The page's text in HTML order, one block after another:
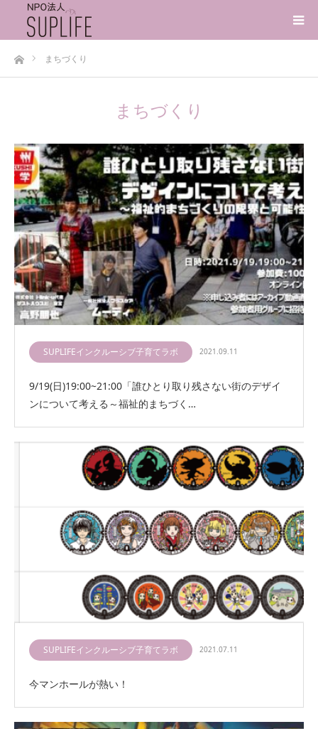
ホームまちづくり
まちづくり
SUPLIFEインクルーシブ子育てラボ 2021.09.11
9/19(日)19:00~21:00「誰ひとり取り残さない街のデザイ
ンについて考える～福祉的まちづく…
SUPLIFEインクルーシブ子育てラボ 2021.07.11
今マンホールが熱い！